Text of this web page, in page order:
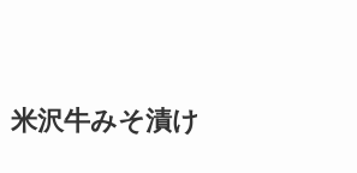
米沢牛みそ漬け